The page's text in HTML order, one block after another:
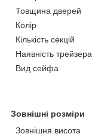
Товщина дверей
Колір
Кількість секцій
Наявність трейзера
Вид сейфа
Зовнішні розміри
Зовнішня висота